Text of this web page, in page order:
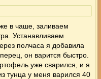
в чаше, заливаем
Устанавливаем
полчаса я добавила
он варится быстро.
уже сварился, и я
тунца у меня варился 40